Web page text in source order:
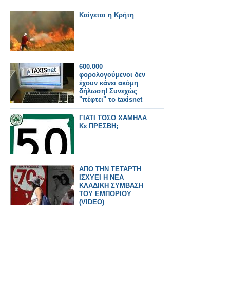
Καίγεται η Κρήτη
600.000
φορολογούμενοι δεν
έχουν κάνει ακόμη
δήλωση! Συνεχώς
"πέφτει" το taxisnet
ΓΙΑΤΙ ΤΟΣΟ ΧΑΜΗΛΑ
Κε ΠΡΕΣΒΗ;
ΑΠΟ ΤΗΝ ΤΕΤΑΡΤΗ
ΙΣΧΥΕΙ Η ΝΕΑ
ΚΛΑΔΙΚΗ ΣΥΜΒΑΣΗ
ΤΟΥ ΕΜΠΟΡΙΟΥ
(VIDEO)